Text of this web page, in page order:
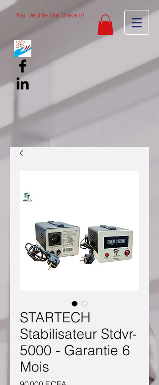
You Decide,We Make it!
STARTECH
Stabilisateur Stdvr-
5000 - Garantie 6
Mois